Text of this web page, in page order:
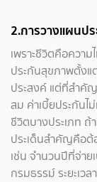
2.การวางแผนป
เพราะชีวิตคือควา
ประกันสุขภาพตั้งแ
ประสงค์ แต่ที่สำคั
สม ค่าเบี้ยประกันไ
ชีวิตบางประเภท ถ้
ประเด็นสำคัญคือ
เช่น จำนวนปีที่จ่าย
กรมธรรม์ ระยะเว